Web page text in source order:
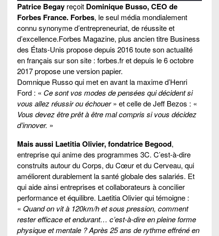
Patrice Begay reçoit Dominique Busso, CEO de
Forbes France. Forbes, le seul média mondialement
connu synonyme d’entrepreneuriat, de réussite et
d’excellence.Forbes Magazine, plus ancien titre Business
des États-Unis propose depuis 2016 toute son actualité
en français sur son site : forbes.fr et depuis le 6 octobre
2017 propose une version papier.
Domnique Russo qui met en avant la maxime d’Henri
Ford : « Ce sont vos modes de pensées qui décident si
vous allez réussir ou échouer» et celle de Jeff Bezos : «
Vous devez être prêt à être mal compris si vous décidez
d’innover. »
Mais aussi Laetitia Olivier, fondatrice Begood,
entreprise qui anime des programmes 3C. C’est-à-dire
construits autour du Corps, du Cœur et du Cerveau, qui
améliorent durablement la santé globale des salariés. Et
qui aide ainsi entreprises et collaborateurs à concilier
performance et équilibre. Laetitia Olivier qui témoigne :
« Quand on vit à 120km/h et sous pression, comment
rester efficace et endurant… c’est-à-dire en pleine forme
physique et mentale ? Après 25 ans de rythme effréné en